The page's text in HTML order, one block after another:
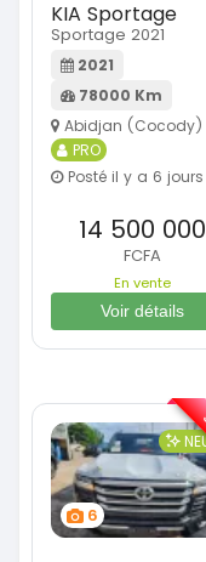
KIA Sportage
Sportage 2021
2021
78000 Km
Abidjan (Cocody)
PRO
Posté il y a 6 jours
14 500 000
FCFA
En vente
Voir détails
6